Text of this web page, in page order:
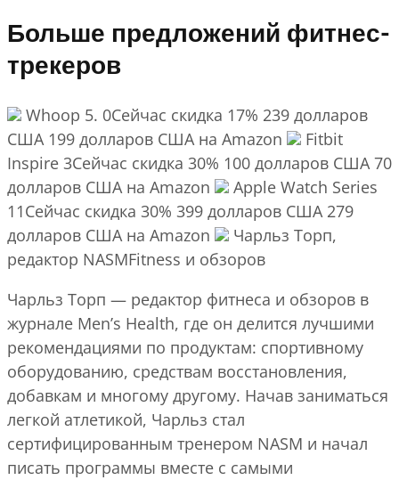
Больше предложений фитнес-
трекеров
Whoop 5. 0Сейчас скидка 17% 239 долларов
США 199 долларов США на Amazon
Fitbit
Inspire 3Сейчас скидка 30% 100 долларов США 70
долларов США на Amazon
Apple Watch Series
11Сейчас скидка 30% 399 долларов США 279
долларов США на Amazon
Чарльз Торп,
редактор NASMFitness и обзоров
Чарльз Торп — редактор фитнеса и обзоров в
журнале Men’s Health, где он делится лучшими
рекомендациями по продуктам: спортивному
оборудованию, средствам восстановления,
добавкам и многому другому. Начав заниматься
легкой атлетикой, Чарльз стал
сертифицированным тренером NASM и начал
писать программы вместе с самыми